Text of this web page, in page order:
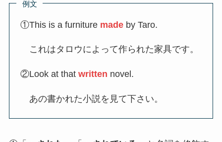
例文
①This is a furniture made by Taro.
これはタロウによって作られた家具です。
②Look at thatwritten novel.
あの書かれた小説を見て下さい。